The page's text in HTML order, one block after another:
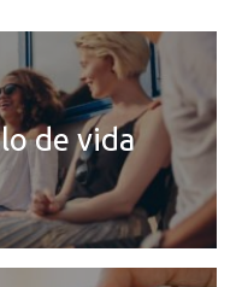
de vida